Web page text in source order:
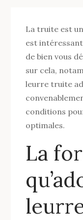
La truite est
est
de bien vous
sur cela,
leurre truite
conditions
optimales.
La